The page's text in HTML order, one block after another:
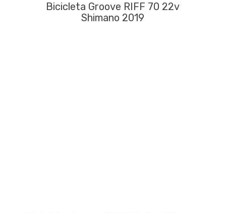
Bicicleta Groove RIFF 70 22v
Shimano 2019